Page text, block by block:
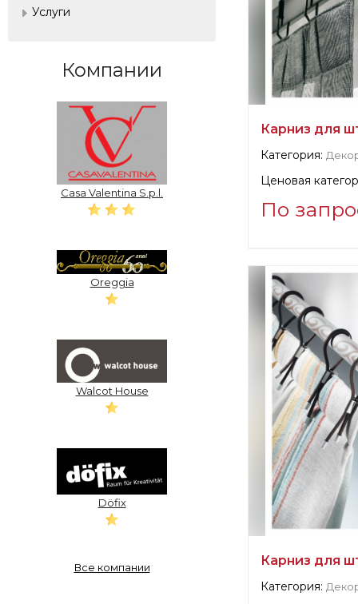
Услуги
Компании
Casa Valentina S.p.l.
Oreggia
Walcot House
Döfix
Все компании
Карниз для
Категория:
Ценовая
По
Casa Valentina
Производитель:
Карниз для
Категория: